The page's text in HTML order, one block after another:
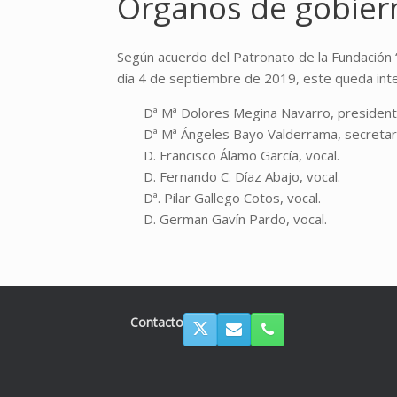
Según acuerdo del Patronato de la
día 4 de septiembre de 2019, este queda
Dª Mª Dolores Megina Navarro,
Dª Mª Ángeles Bayo Valderrama,
D. Francisco Álamo García, vocal.
D. Fernando C. Díaz Abajo, vocal.
Dª. Pilar Gallego Cotos, vocal.
D. German Gavín Pardo, vocal.
Contacto